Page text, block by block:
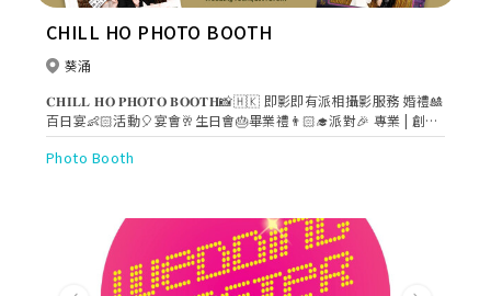
CHILL HO PHOTO BOOTH
葵涌
𝐂𝐇𝐈𝐋𝐋 𝐇𝐎 𝐏𝐇𝐎𝐓𝐎 𝐁𝐎𝐎𝐓𝐇📸🇭🇰 即影即有派相攝影服務 婚禮🎎
百日宴👶🏻活動🎈宴會🥂生日會🎂畢業禮👨🏻‍🎓派對🎉 專業 | 創新
為你留低美好回憶。 絕無隱藏收費 本店持有商業登記證📎 📞TEL:
5130 1896 ✉️ chill.ho.photo.booth@gmail.com
Photo Booth